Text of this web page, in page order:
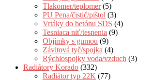
Tlakomer/teplomer (5)
PU Pena/čistič/pištol (3)
Vrtáky do betónu SDS (4)
Tesniaca niť/tesnenia (9)
Objímky s gumou (9)
Závitová tyč/spojka (4)
Rýchlospojky voda/vzduch (3)
Radiátory Korado (332)
Radiátor typ 22K (77)